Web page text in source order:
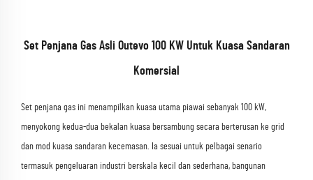
Set Penjana Gas Asli Outevo 100 KW Untuk Kuasa Sandaran
Komersial
Set penjana gas ini menampilkan kuasa utama piawai sebanyak 100 kW,
menyokong kedua-dua bekalan kuasa bersambung secara berterusan ke grid
dan mod kuasa sandaran kecemasan. Ia sesuai untuk pelbagai senario
termasuk pengeluaran industri berskala kecil dan sederhana, bangunan